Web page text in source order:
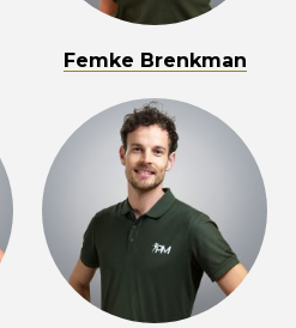
Femke Brenkman